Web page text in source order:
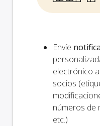
Envíe
electrónico
socios
números de
etc.)